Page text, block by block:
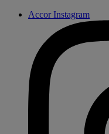
Accor Instagram